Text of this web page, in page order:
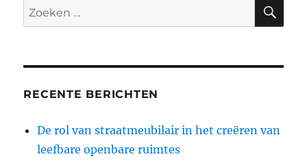
Zoeken
naar:
RECENTE BERICHTEN
De rol van straatmeubilair in het creëren van
leefbare openbare ruimtes